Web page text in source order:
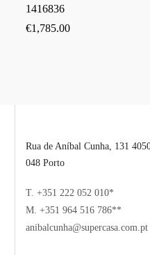
1416836
€1,785.00
Rua de Aníbal Cunha, 131
048 Porto
T. +351 222 052 010*
M. +351 964 516 786**
anibalcunha@supercasa.com.pt